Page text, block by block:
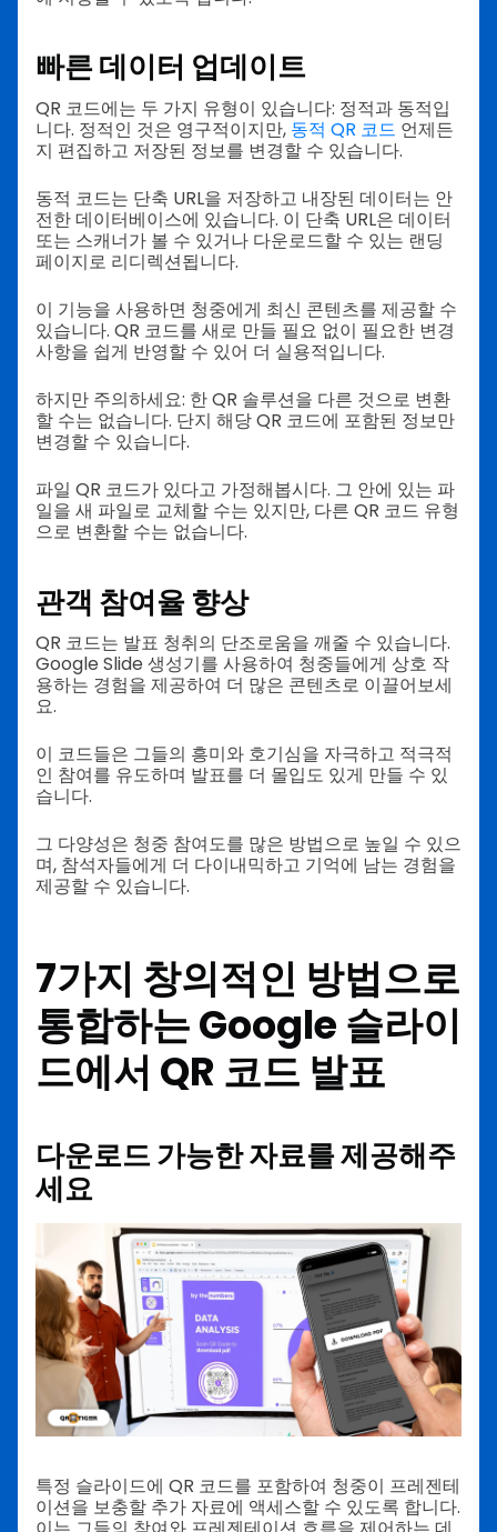
빠른 데이터 업데이트
QR 코드에는 두 가지 유형이 있습니다: 정적과 동적입
니다. 정적인 것은 영구적이지만, 동적 QR 코드 언제든
지 편집하고 저장된 정보를 변경할 수 있습니다.
동적 코드는 단축 URL을 저장하고 내장된 데이터는 안
전한 데이터베이스에 있습니다. 이 단축 URL은 데이터
또는 스캐너가 볼 수 있거나 다운로드할 수 있는 랜딩
페이지로 리디렉션됩니다.
이 기능을 사용하면 청중에게 최신 콘텐츠를 제공할 수
있습니다. QR 코드를 새로 만들 필요 없이 필요한 변경
사항을 쉽게 반영할 수 있어 더 실용적입니다.
하지만 주의하세요: 한 QR 솔루션을 다른 것으로 변환
할 수는 없습니다. 단지 해당 QR 코드에 포함된 정보만
변경할 수 있습니다.
파일 QR 코드가 있다고 가정해봅시다. 그 안에 있는 파
일을 새 파일로 교체할 수는 있지만, 다른 QR 코드 유형
으로 변환할 수는 없습니다.
관객 참여율 향상
QR 코드는 발표 청취의 단조로움을 깨줄 수 있습니다.
Google Slide 생성기를 사용하여 청중들에게 상호 작
용하는 경험을 제공하여 더 많은 콘텐츠로 이끌어보세
요.
이 코드들은 그들의 흥미와 호기심을 자극하고 적극적
인 참여를 유도하며 발표를 더 몰입도 있게 만들 수 있
습니다.
그 다양성은 청중 참여도를 많은 방법으로 높일 수 있으
며, 참석자들에게 더 다이내믹하고 기억에 남는 경험을
제공할 수 있습니다.
7가지 창의적인 방법으로
통합하는Google 슬라이
드에서 QR 코드 발표
다운로드 가능한 자료를 제공해주
세요
특정 슬라이드에 QR 코드를 포함하여 청중이 프레젠테
이션을 보충할 추가 자료에 액세스할 수 있도록 합니다.